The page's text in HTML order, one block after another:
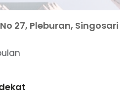
27, Pleburan, Singosari